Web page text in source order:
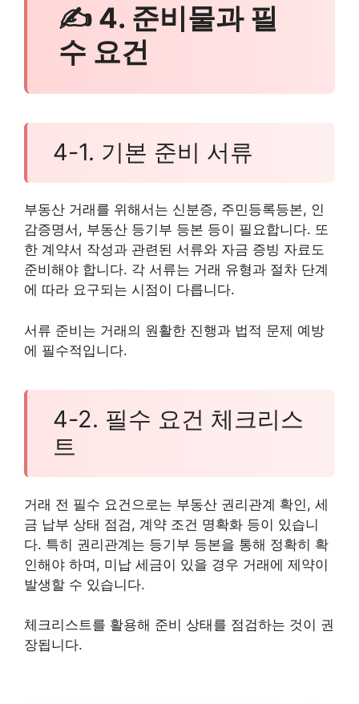
✍ 4. 준비물과 필
수 요건
4-1. 기본 준비 서류
부동산 거래를 위해서는 신분증, 주민등록등본, 인
감증명서, 부동산 등기부 등본 등이 필요합니다. 또
한 계약서 작성과 관련된 서류와 자금 증빙 자료도
준비해야 합니다. 각 서류는 거래 유형과 절차 단계
에 따라 요구되는 시점이 다릅니다.
서류 준비는 거래의 원활한 진행과 법적 문제 예방
에 필수적입니다.
4-2. 필수 요건 체크리스
트
거래 전 필수 요건으로는 부동산 권리관계 확인, 세
금 납부 상태 점검, 계약 조건 명확화 등이 있습니
다. 특히 권리관계는 등기부 등본을 통해 정확히 확
인해야 하며, 미납 세금이 있을 경우 거래에 제약이
발생할 수 있습니다.
체크리스트를 활용해 준비 상태를 점검하는 것이 권
장됩니다.